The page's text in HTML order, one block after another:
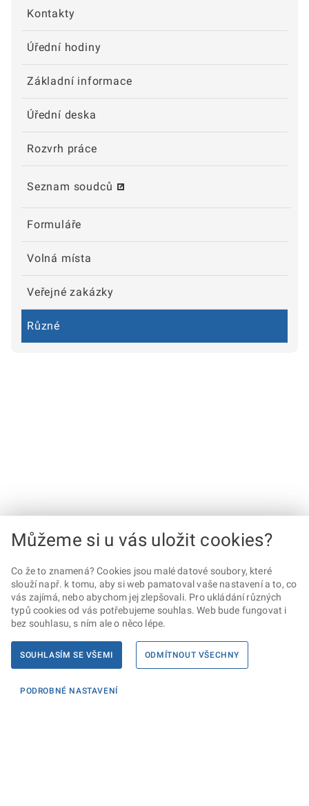
Kontakty
Úřední hodiny
Základní informace
Úřední deska
Rozvrh práce
Seznam soudců
Formuláře
Volná místa
Veřejné zakázky
Různé
Můžeme si u vás uložit cookies?
Co že to znamená? Cookies jsou malé datové soubory, které
slouží např. k tomu, aby si web pamatoval vaše nastavení a to, co
vás zajímá, nebo abychom jej zlepšovali. Pro ukládání různých
typů cookies od vás potřebujeme souhlas. Web bude fungovat i
bez souhlasu, s ním ale o něco lépe.
SOUHLASÍM SE VŠEMI ODMÍTNOUT VŠECHNY
PODROBNÉ NASTAVENÍ